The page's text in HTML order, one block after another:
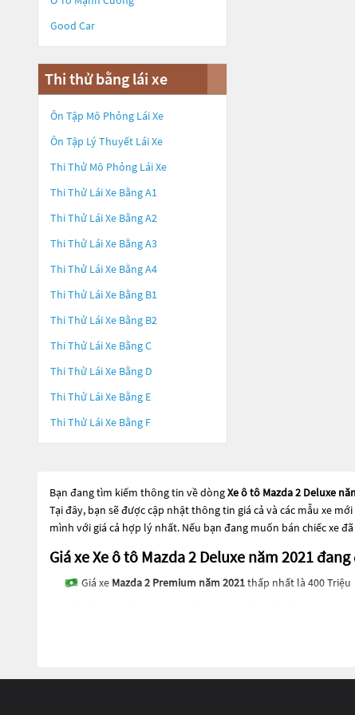
Good Car
Thi thử bằng lái xe
Ôn Tập Mô Phỏng Lái Xe
Ôn Tập Lý Thuyết Lái Xe
Thi Thử Mô Phỏng Lái Xe
Thi Thử Lái Xe Bằng A1
Thi Thử Lái Xe Bằng A2
Thi Thử Lái Xe Bằng A3
Thi Thử Lái Xe Bằng A4
Thi Thử Lái Xe Bằng B1
Thi Thử Lái Xe Bằng B2
Thi Thử Lái Xe Bằng C
Thi Thử Lái Xe Bằng D
Thi Thử Lái Xe Bằng E
Thi Thử Lái Xe Bằng F
Bạn đang tìm kiếm thông tin về dòngXe ô tô Mazda 2 Deluxe
Tại đây, bạn sẽ được cập nhật thông tin giá cả và các mẫu xe
mình với giá cả hợp lý nhất. Nếu bạn đang muốn bán chiếc xe
Giá xe Xe ô tô Mazda 2 Deluxe năm 2021
Giá xe Mazda 2 Premium năm 2021thấp nhất là 400 Triệu
Xe ô tô